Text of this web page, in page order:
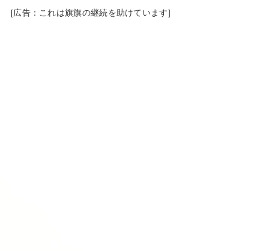
[広告：これは旗旗の継続を助けています]